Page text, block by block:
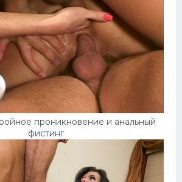
проникновение и анальный
фистинг